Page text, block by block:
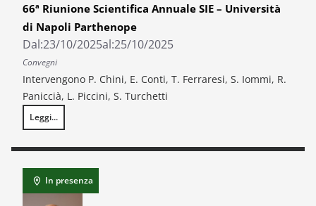
66ª Riunione Scientifica Annuale SIE – Università
di Napoli Parthenope
Dal:23/10/2025al:25/10/2025
Convegni
Intervengono P. Chini, E. Conti, T. Ferraresi, S. Iommi, R.
Paniccià, L. Piccini, S. Turchetti
Leggi...
66ª Riunione Scientifica Annuale SIE – Università di Napoli Parthenope
In presenza